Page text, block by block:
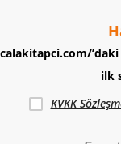
’daki
ilk
KVKK